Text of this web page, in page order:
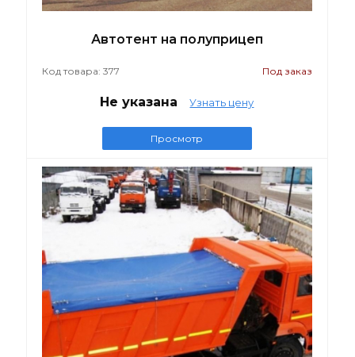
Автотент на полуприцеп
Код товара: 377 Под заказ
Не указана Узнать цену
Просмотр